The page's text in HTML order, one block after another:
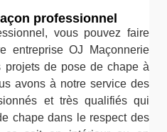
professionnel
vous pouvez faire
entreprise OJ Maçonnerie
projets de pose de chape à
avons à notre service des
et très qualifiés qui
chape dans le respect des